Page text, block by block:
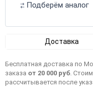
Подберём аналог
Доставка
Бесплатная доставка по
заказа от 20 000 руб.
рассчитывается после